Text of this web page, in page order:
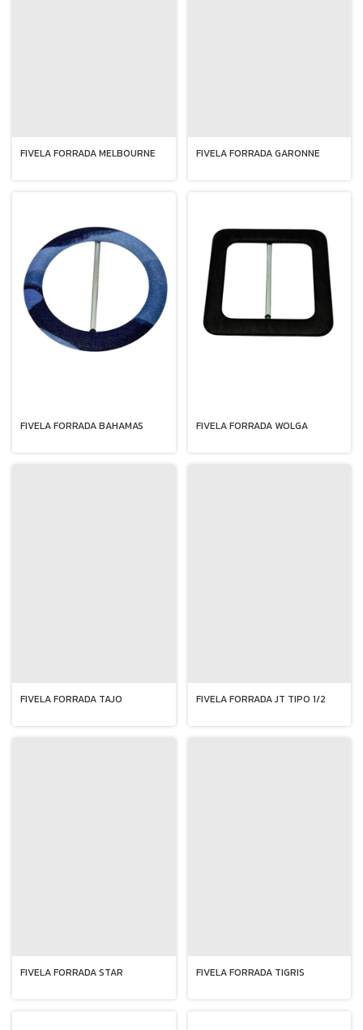
FIVELA FORRADA MELBOURNE FIVELA FORRADA GARONNE
FIVELA FORRADA BAHAMAS FIVELA FORRADA WOLGA
FIVELA FORRADA TAJO FIVELA FORRADA JT TIPO 1/2
FIVELA FORRADA STAR FIVELA FORRADA TIGRIS